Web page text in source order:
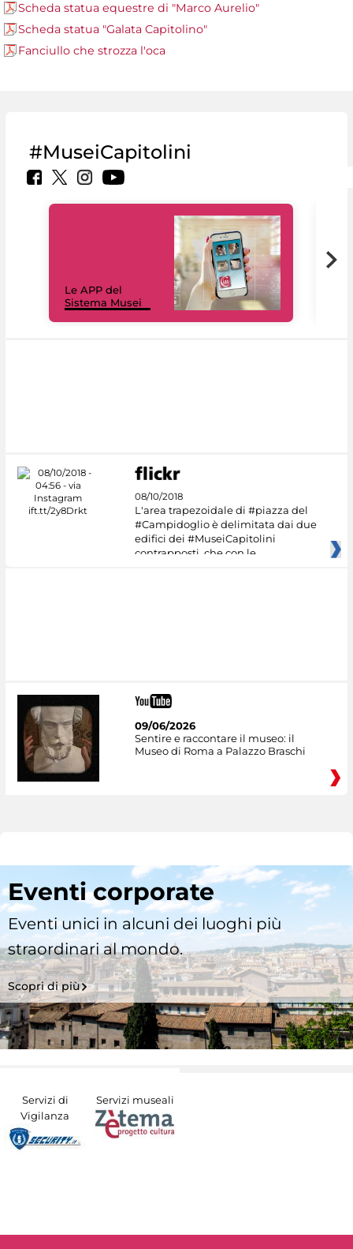
Scheda statua equestre di "Marco Aurelio"
Scheda statua "Galata Capitolino"
Fanciullo che strozza l'oca
#MuseiCapitolini
Le APP del
Sistema Musei
08/10/2018
L'area trapezoidale di #piazza del
#Campidoglio è delimitata dai due
edifici dei #MuseiCapitolini
contrapposti, che con le
09/06/2026
Sentire e raccontare il museo: il
Museo di Roma a Palazzo Braschi
Eventi corporate
Eventi unici in alcuni dei luoghi più
straordinari al mondo.
Scopri di più
Servizi di
Vigilanza
Servizi museali